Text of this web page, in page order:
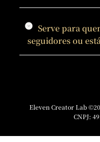
Serve para
seguidores ou
Eleven Creator Lab
CNPJ: